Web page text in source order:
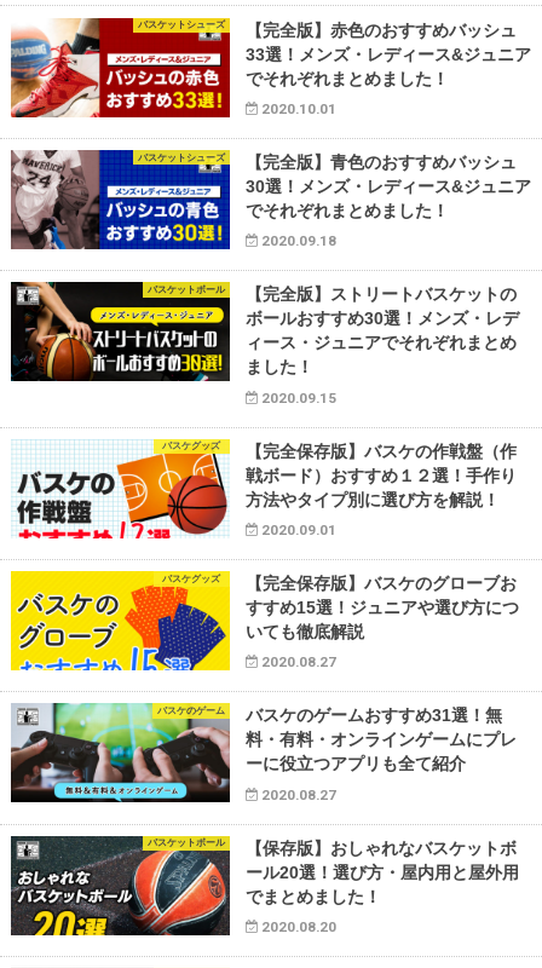
バスケットシューズ
【完全版】赤色のおすすめバッシュ
33選！メンズ・レディース&ジュニア
でそれぞれまとめました！
2020.10.01
バスケットシューズ
【完全版】青色のおすすめバッシュ
30選！メンズ・レディース&ジュニア
でそれぞれまとめました！
2020.09.18
バスケットボール
【完全版】ストリートバスケットの
ボールおすすめ30選！メンズ・レデ
ィース・ジュニアでそれぞれまとめ
ました！
2020.09.15
バスケグッズ
【完全保存版】バスケの作戦盤（作
戦ボード）おすすめ１２選！手作り
方法やタイプ別に選び方を解説！
2020.09.01
バスケグッズ
【完全保存版】バスケのグローブお
すすめ15選！ジュニアや選び方につ
いても徹底解説
2020.08.27
バスケのゲーム
バスケのゲームおすすめ31選！無
料・有料・オンラインゲームにプレ
ーに役立つアプリも全て紹介
2020.08.27
バスケットボール
【保存版】おしゃれなバスケットボ
ール20選！選び方・屋内用と屋外用
でまとめました！
2020.08.20